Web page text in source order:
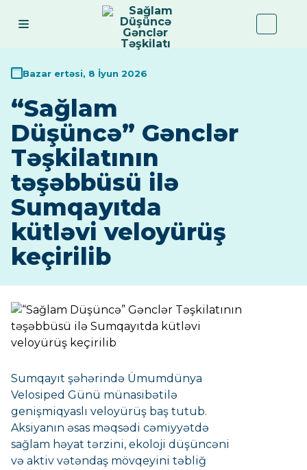
Bazar ertəsi, 8 İyun 2026
“Sağlam
Düşüncə” Gənclər
Təşkilatının
təşəbbüsü ilə
Sumqayıtda
kütləvi veloyürüş
keçirilib
Sumqayıt şəhərində Ümumdünya
Velosiped Günü münasibətilə
genişmiqyaslı veloyürüş baş tutub.
Aksiyanın əsas məqsədi cəmiyyətdə
sağlam həyat tərzini, ekoloji düşüncəni
və aktiv vətəndaş mövqeyini təbliğ